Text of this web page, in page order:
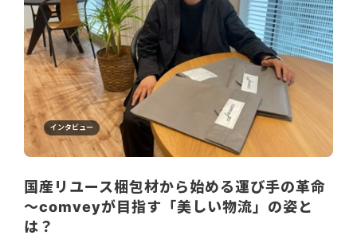
インタビュー
国産リユース梱包材から始める運び手の革命
～comveyが目指す「美しい物流」の姿と
は？